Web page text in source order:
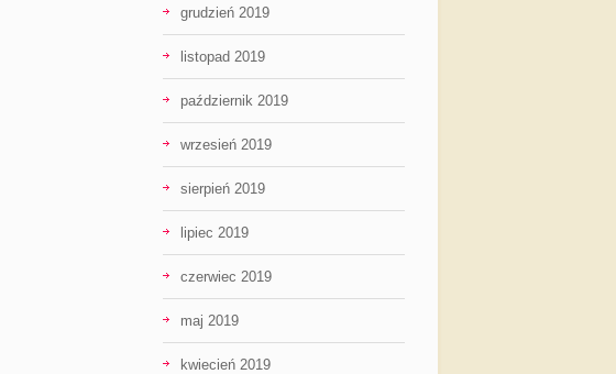
grudzień 2019
listopad 2019
październik 2019
wrzesień 2019
sierpień 2019
lipiec 2019
czerwiec 2019
maj 2019
kwiecień 2019